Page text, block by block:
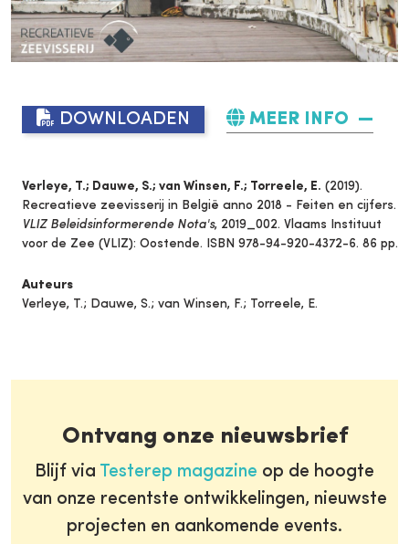
DOWNLOADEN MEER INFO
Verleye, T.; Dauwe, S.; van Winsen, F.; Torreele, E. (2019).
Recreatieve zeevisserij in België anno 2018 - Feiten en cijfers.
VLIZ Beleidsinformerende Nota's, 2019_002. Vlaams Instituut
voor de Zee (VLIZ): Oostende. ISBN 978-94-920-4372-6. 86 pp.
Auteurs
Verleye, T.; Dauwe, S.; van Winsen, F.; Torreele, E.
Ontvang onze nieuwsbrief
Blijf via Testerep magazine op de hoogte
van onze recentste ontwikkelingen, nieuwste
projecten en aankomende events.